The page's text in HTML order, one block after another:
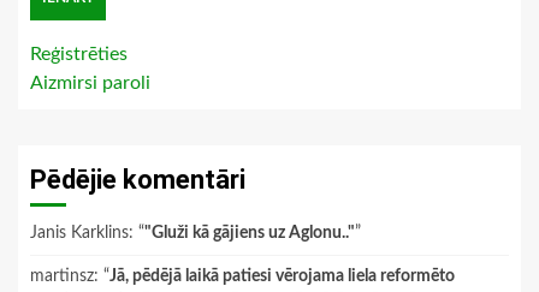
Reģistrēties
Aizmirsi paroli
Pēdējie komentāri
Janis Karklins: “"Gluži kā gājiens uz Aglonu.."”
martinsz: “Jā, pēdējā laikā patiesi vērojama liela reformēto